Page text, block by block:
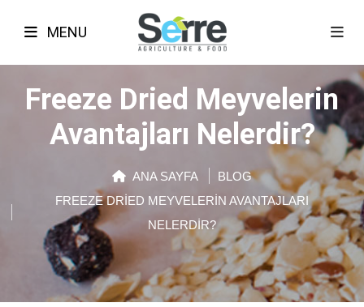
MENU
Freeze Dried Meyvelerin
Avantajları Nelerdir?
ANA SAYFA
BLOG
FREEZE DRIED MEYVELERIN AVANTAJLARI
NELERDIR?